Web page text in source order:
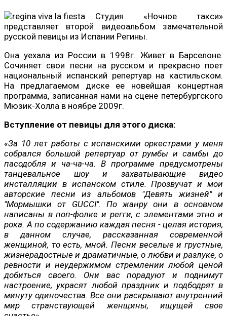
Студия «Ночное такси»
представляет второй видеоальбом замечательной
русской певицы из Испании Регины.
Она уехала из России в 1998г. Живет в Барселоне.
Сочиняет свои песни на русском и прекрасно поет
национальный испанский репертуар на кастильском.
На предлагаемом диске ее новейшая концертная
программа, записанная нами на сцене петербургского
Мюзик-Холла в ноябре 2009г.
Вступление от певицы для этого диска:
«За 10 лет работы с испанскими оркестрами у меня
собрался большой репертуар от румбы и самбы до
пасодобля и ча-ча-ча. В программе предусмотрены
танцевальное шоу и захватывающие видео
инсталляции в испанском стиле. Прозвучат и мои
авторские песни из альбомов "Девять жизней" и
"Мормышки от GUCCI". По жанру они в основном
написаны в поп-фолке и регги, с элементами этно и
рока. А по содержанию каждая песня - целая история,
в данном случае, рассказанная современной
женщиной, то есть, мной. Песни веселые и грустные,
жизнерадостные и драматичные, о любви и разлуке, о
ревности и неудержимом стремлении любой ценой
добиться своего. Они вас порадуют и поднимут
настроение, украсят любой праздник и подбодрят в
минуту одиночества. Все они раскрывают внутренний
мир странствующей женщины, ищущей свое